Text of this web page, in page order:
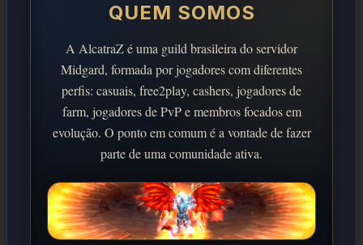
QUEM SOMOS
A AlcatraZ é uma guild brasileira do servidor
Midgard, formada por jogadores com diferentes
perfis: casuais, free2play, cashers, jogadores de
farm, jogadores de PvP e membros focados em
evolução. O ponto em comum é a vontade de fazer
parte de uma comunidade ativa.